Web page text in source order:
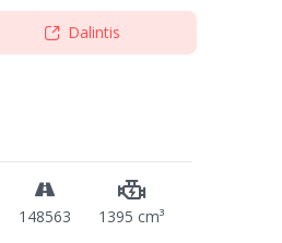
Dalintis
148563 1395 cm³